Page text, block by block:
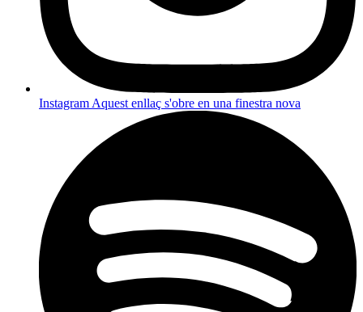
Instagram Aquest enllaç s'obre en una finestra nova